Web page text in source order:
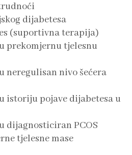
dijabetesa
(suportivna terapija)
prekomjernu tjelesnu
nivo šećera
istoriju pojave dijabetesa u
dijagnosticiran PCOS
tjelesne mase